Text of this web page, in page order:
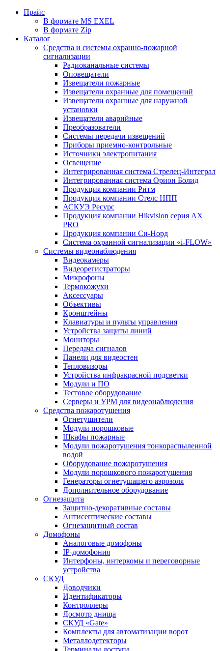
Прайс
В формате MS EXEL
В формате Zip
Каталог
Средства и системы охранно-пожарной
сигнализации
Радиоканальные системы
Оповещатели
Извещатели пожарные
Извещатели охранные для помещений
Извещатели охранные для наружной
установки
Извещатели аварийные
Преобразователи
Системы передачи извещений
Приборы приемно-контрольные
Источники электропитания
Освещение
Интегрированная система Стрелец-Интеграл
Интегрированная система Орион Болид
Продукция компании Ритм
Продукция компании Стелс НПП
АСКУЭ Ресурс
Продукция компании Hikvision серия AX
PRO
Продукция компании Си-Норд
Система охранной сигнализации «i-FLOW»
Системы видеонаблюдения
Видеокамеры
Видеорегистраторы
Микрофоны
Термокожухи
Аксессуары
Объективы
Кронштейны
Клавиатуры и пульты управления
Устройства защиты линий
Мониторы
Передача сигналов
Панели для видеостен
Тепловизоры
Устройства инфракрасной подсветки
Модули и ПО
Тестовое оборудование
Серверы и УРМ для видеонаблюдения
Средства пожаротушения
Огнетушители
Модули порошковые
Шкафы пожарные
Модули пожаротушения тонкораспыленной
водой
Оборудование пожаротушения
Модули порошкового пожаротушения
Генераторы огнетушащего аэрозоля
Дополнительное оборудование
Огнезащита
Защитно-декоративные составы
Антисептические составы
Огнезащитный состав
Домофоны
Аналоговые домофоны
IP-домофония
Интерфоны, интеркомы и переговорные
устройства
СКУД
Доводчики
Идентификаторы
Контроллеры
Досмотр днища
СКУД «Gate»
Комплекты для автоматизации ворот
Металлодетекторы
Терминалы доступа